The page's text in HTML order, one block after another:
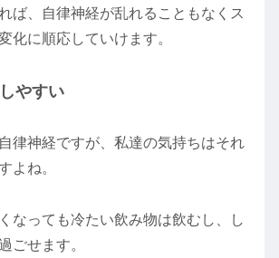
ば、自律神経が乱れることもなくス
化に順応していけます。
やすい
律神経ですが、私達の気持ちはそれ
よね。
なっても冷たい飲み物は飲むし、し
ごせます。